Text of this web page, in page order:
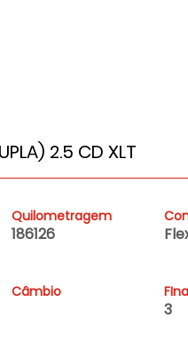
2.5 CD XLT
Quilometragem
186126
Câmbio
3